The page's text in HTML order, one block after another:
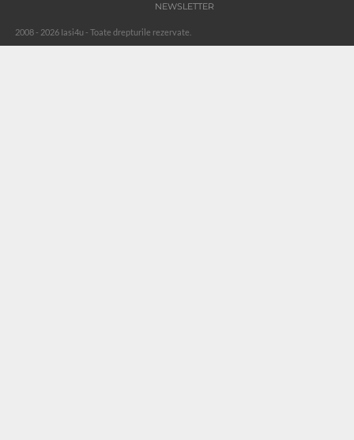
NEWSLETTER
2008 - 2026 Iasi4u - Toate drepturile rezervate.